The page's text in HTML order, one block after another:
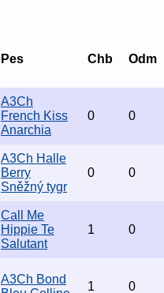
Pes Chb Odm
A3Ch
French Kiss
Anarchia
0 0
A3Ch Halle
Berry
Sněžný tygr
0 0
Call Me
Hippie Te
Salutant
1 0
A3Ch Bond
1 0